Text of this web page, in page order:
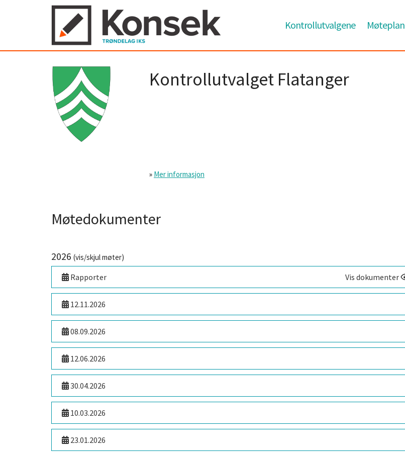
Kontrollutvalgene Møteplan
Kontrollutvalget Flatanger
» Mer informasjon
Møtedokumenter
2026 (vis/skjul møter)
Rapporter Vis dokumenter
12.11.2026
08.09.2026
12.06.2026
30.04.2026
10.03.2026
23.01.2026